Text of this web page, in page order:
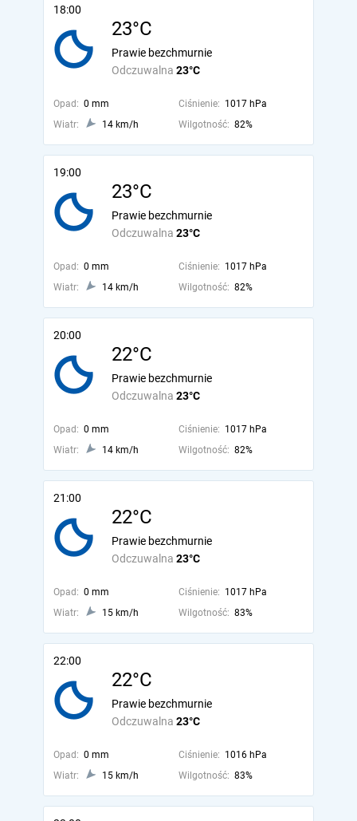
18:00
23°C
Odczuwalna 23°C
Prawie bezchmurnie
Opad: 0 mm Ciśnienie: 1017 hPa
Wiatr:
14 km/h Wilgotność: 82%
19:00
23°C
Odczuwalna 23°C
Prawie bezchmurnie
Opad: 0 mm Ciśnienie: 1017 hPa
Wiatr:
14 km/h Wilgotność: 82%
20:00
22°C
Odczuwalna 23°C
Prawie bezchmurnie
Opad: 0 mm Ciśnienie: 1017 hPa
Wiatr:
14 km/h Wilgotność: 82%
21:00
22°C
Odczuwalna 23°C
Prawie bezchmurnie
Opad: 0 mm Ciśnienie: 1017 hPa
Wiatr:
15 km/h Wilgotność: 83%
22:00
22°C
Odczuwalna 23°C
Prawie bezchmurnie
Opad: 0 mm Ciśnienie: 1016 hPa
Wiatr:
15 km/h Wilgotność: 83%